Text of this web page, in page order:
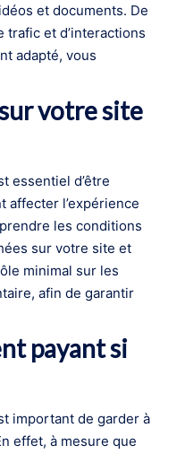
et documents. De
et d’interactions
adapté, vous
votre site
essentiel d’être
l’expérience
les conditions
sur votre site et
minimal sur les
afin de garantir
payant si
important de garder à
effet, à mesure que